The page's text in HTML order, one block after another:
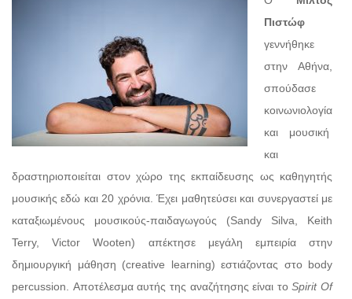
Πιστώφ
γεννήθηκε
στην Αθήνα,
σπούδασε
κοινωνιολογία
και μουσική
και
δραστηριοποιείται στον χώρο της εκπαίδευσης ως καθηγητής
μουσικής εδώ και 20 χρόνια. Έχει μαθητεύσει και συνεργαστεί με
καταξιωμένους μουσικούς-παιδαγωγούς (Sandy Silva, Keith
Terry, Victor Wooten) απέκτησε μεγάλη εμπειρία στην
δημιουργική μάθηση (creative learning) εστιάζοντας στο body
percussion. Αποτέλεσμα αυτής της αναζήτησης είναι τοSpirit Of